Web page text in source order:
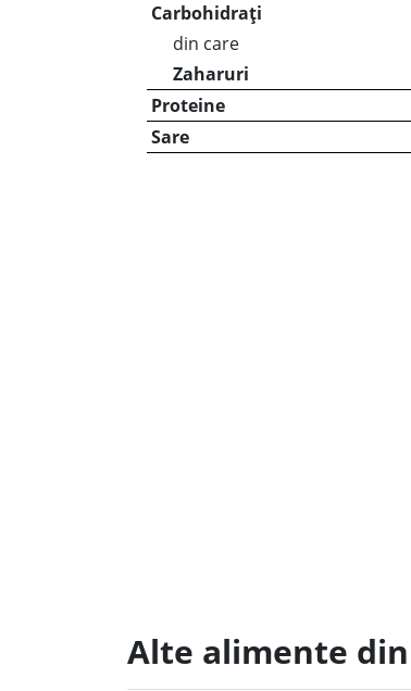
Carbohidrați
din care
Zaharuri
Proteine
Sare
Alte alimente